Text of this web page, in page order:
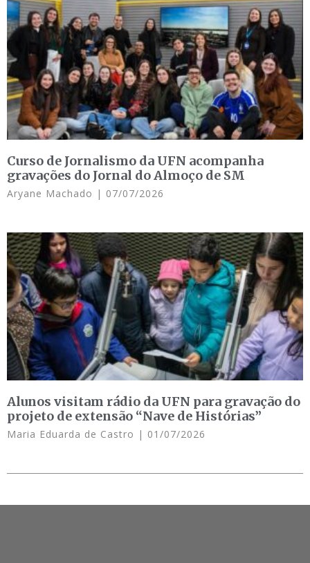
Curso de Jornalismo da UFN acompanha
gravações do Jornal do Almoço de SM
Aryane Machado 07/07/2026
Alunos visitam rádio da UFN para gravação do
projeto de extensão “Nave de Histórias”
Maria Eduarda de Castro 01/07/2026